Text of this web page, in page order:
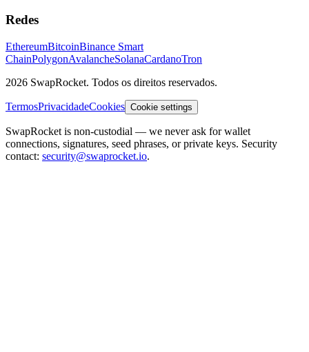
Redes
EthereumBitcoinBinance Smart
ChainPolygonAvalancheSolanaCardanoTron
2026 SwapRocket. Todos os direitos reservados.
TermosPrivacidadeCookies Cookie settings
SwapRocket is non-custodial — we never ask for wallet
connections, signatures, seed phrases, or private keys. Security
contact: security@swaprocket.io.